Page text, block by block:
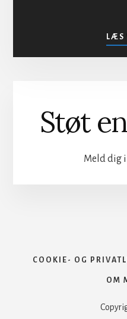
LÆS
Støt
Meld dig
COOKIE- OG
OM